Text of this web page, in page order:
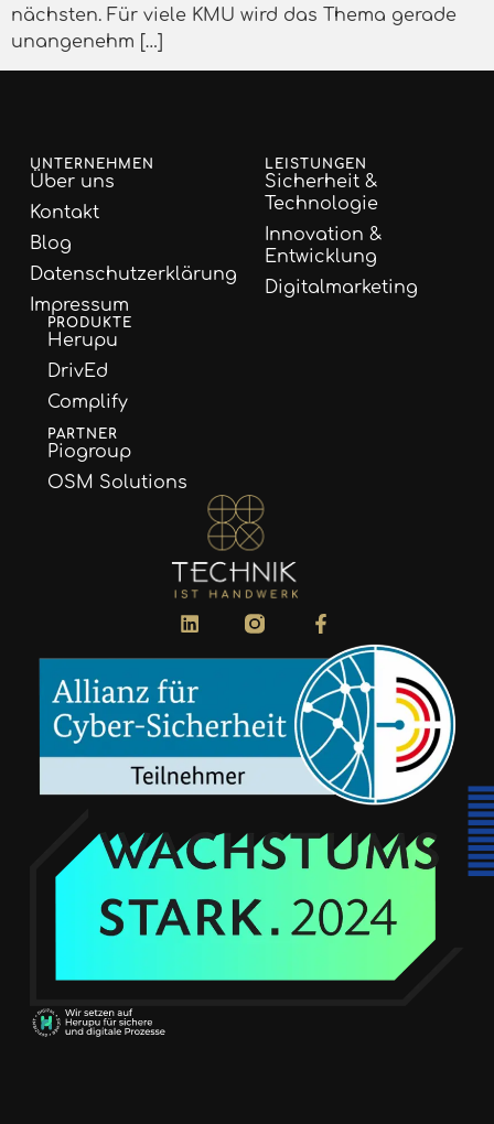
nächsten. Für viele KMU wird das Thema gerade
unangenehm […]
UNTERNEHMEN
Über uns
Kontakt
Blog
Datenschutzerklärung
Impressum
LEISTUNGEN
Sicherheit &
Technologie
Innovation &
Entwicklung
Digitalmarketing
PRODUKTE
Herupu
DrivEd
Complify
PARTNER
Piogroup
OSM Solutions